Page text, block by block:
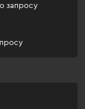
запросу